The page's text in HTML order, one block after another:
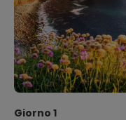
Giorno 1